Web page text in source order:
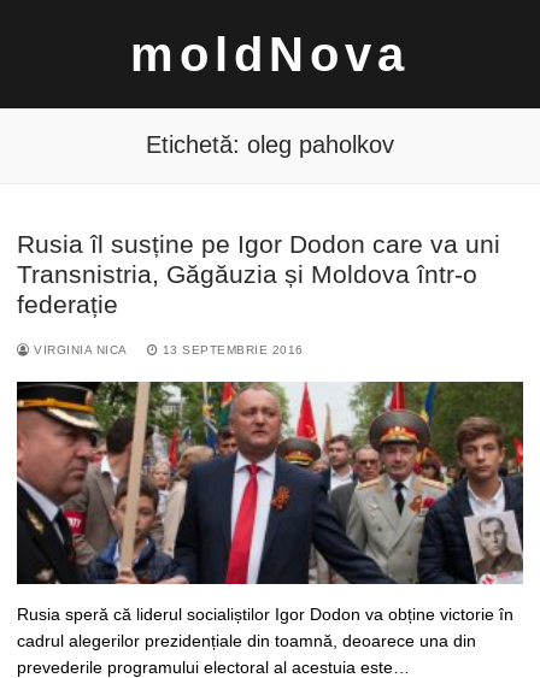
moldNova
Caută
după:
Etichetă: oleg paholkov
Rusia îl susține pe Igor Dodon care va uni
Transnistria, Găgăuzia și Moldova într-o
federație
VIRGINIA NICA 13 SEPTEMBRIE 2016
Rusia speră că liderul socialiștilor Igor Dodon va obține victorie în
cadrul alegerilor prezidențiale din toamnă, deoarece una din
prevederile programului electoral al acestuia este…